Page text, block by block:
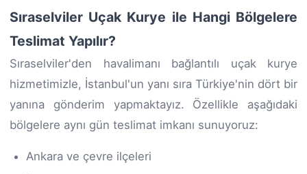
Sıraselviler Uçak Kurye ile Hangi Bölgelere
Teslimat Yapılır?
Sıraselviler'den havalimanı bağlantılı uçak kurye
hizmetimizle, İstanbul'un yanı sıra Türkiye'nin dört bir
yanına gönderim yapmaktayız. Özellikle aşağıdaki
bölgelere aynı gün teslimat imkanı sunuyoruz:
Ankara ve çevre ilçeleri